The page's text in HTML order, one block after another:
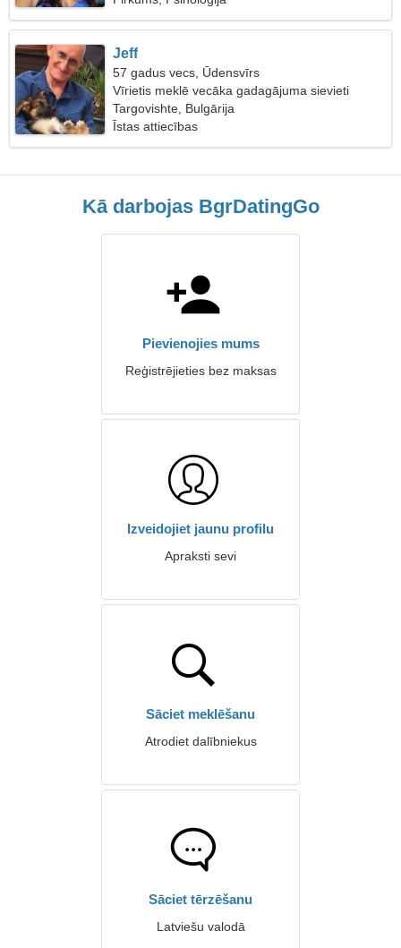
Jeff
57 gadus vecs, Ūdensvīrs
Vīrietis meklē vecāka gadagājuma sievieti
Targovishte, Bulgārija
Īstas attiecības
Kā darbojas BgrDatingGo
Pievienojies mums
Reģistrējieties bez maksas
Izveidojiet jaunu profilu
Apraksti sevi
Sāciet meklēšanu
Atrodiet dalībniekus
Sāciet tērzēšanu
Latviešu valodā